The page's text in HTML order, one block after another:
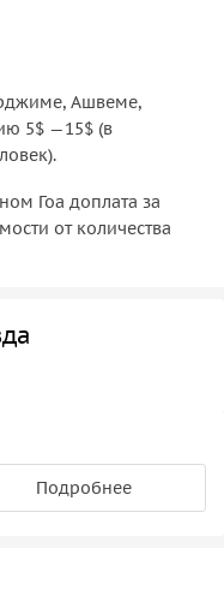
Ашвеме,
5$ —15$ (в
Гоа доплата за
от количества
Подробнее